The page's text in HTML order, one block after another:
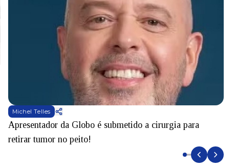
Michel Telles
Apresentador da Globo é submetido a cirurgia para
retirar tumor no peito!